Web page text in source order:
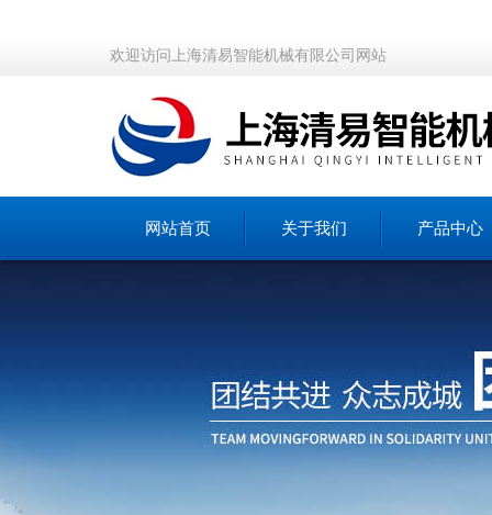
欢迎访问上海清易智能机械有限公司网站
网站首页 关于我们 产品中心